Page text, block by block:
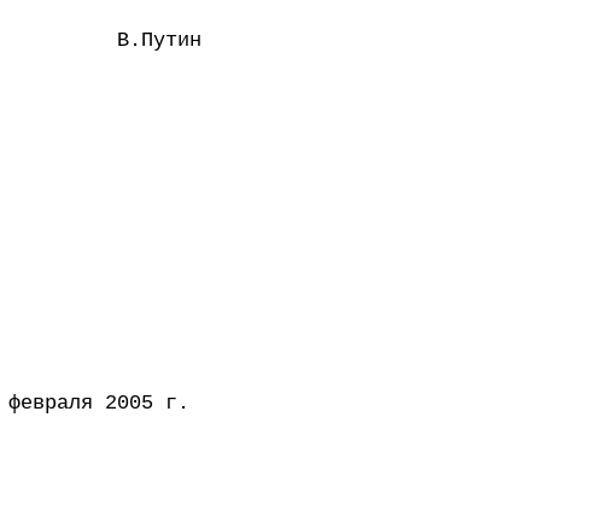
В.Путин
февраля 2005 г.